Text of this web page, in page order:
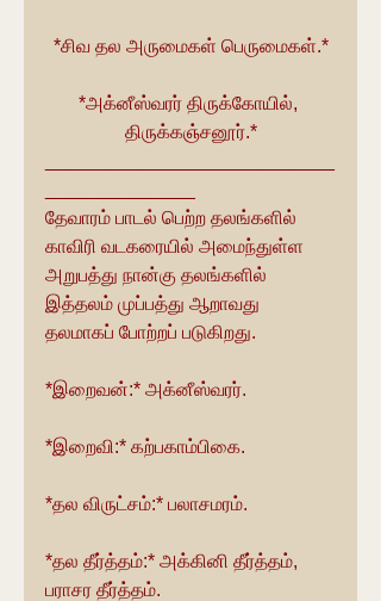
*சிவ தல அருமைகள் பெருமைகள்.*
*அக்னீஸ்வரர் திருக்கோயில்,
திருக்கஞ்சனூர்.*
தேவாரம் பாடல் பெற்ற தலங்களில்
காவிரி வடகரையில் அமைந்துள்ள
அறுபத்து நான்கு தலங்களில்
இத்தலம் முப்பத்து ஆறாவது
தலமாகப் போற்றப் படுகிறது.
*இறைவன்:* அக்னீஸ்வரர்.
*இறைவி:* கற்பகாம்பிகை.
*தல விருட்சம்:* பலாசமரம்.
*தல தீர்த்தம்:* அக்கினி தீர்த்தம்,
பராசர தீர்த்தம்.